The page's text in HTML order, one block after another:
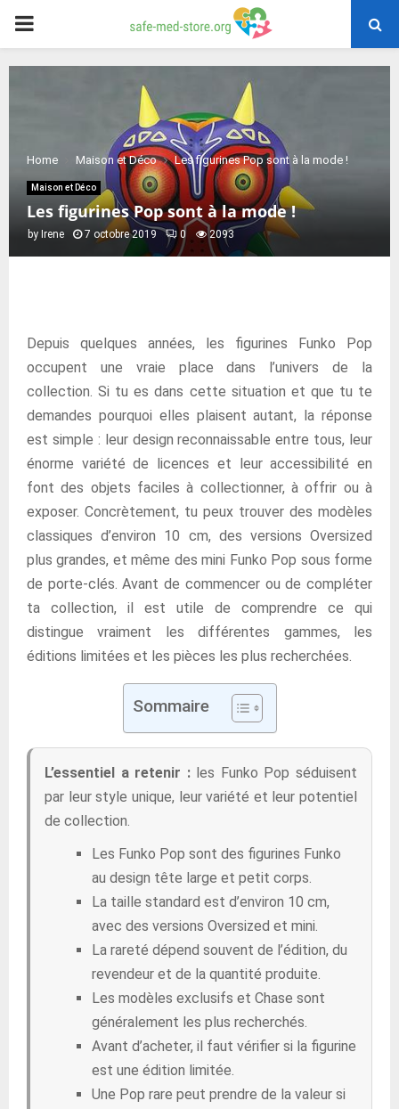
PRIMARY
MENU
Home Maison et Déco Les figurines Pop sont à la mode !
Maison et Déco
Les figurines Pop sont à la mode !
by Irene 7 octobre 2019 0 2093
Depuis quelques années, les figurines Funko Pop
occupent une vraie place dans l’univers de la
collection. Si tu es dans cette situation et que tu te
demandes pourquoi elles plaisent autant, la réponse
est simple : leur design reconnaissable entre tous, leur
énorme variété de licences et leur accessibilité en
font des objets faciles à collectionner, à offrir ou à
exposer. Concrètement, tu peux trouver des modèles
classiques d’environ 10 cm, des versions Oversized
plus grandes, et même des mini Funko Pop sous forme
de porte-clés. Avant de commencer ou de compléter
ta collection, il est utile de comprendre ce qui
distingue vraiment les différentes gammes, les
éditions limitées et les pièces les plus recherchées.
Sommaire
L’essentiel a retenir :les Funko Pop séduisent
par leur style unique, leur variété et leur potentiel
de collection.
Les Funko Pop sont des figurines Funko
au design tête large et petit corps.
La taille standard est d’environ 10 cm,
avec des versions Oversized et mini.
La rareté dépend souvent de l’édition, du
revendeur et de la quantité produite.
Les modèles exclusifs et Chase sont
généralement les plus recherchés.
Avant d’acheter, il faut vérifier si la figurine
est une édition limitée.
Une Pop rare peut prendre de la valeur si